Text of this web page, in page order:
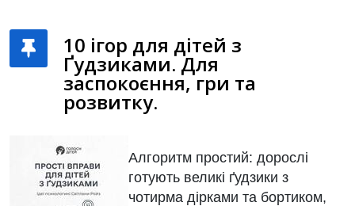
10 ігор для дітей з
Ґудзиками. Для
заспокоєння, гри та
розвитку.
Алгоритм простий: дорослі
готують великі ґудзики з
чотирма дірками та бортиком,